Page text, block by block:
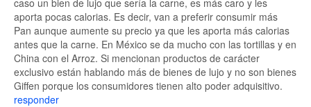
caso un bien de lujo que sería la carne, es más caro y les
aporta pocas calorias. Es decir, van a preferir consumir más
Pan aunque aumente su precio ya que les aporta más calorias
antes que la carne. En México se da mucho con las tortillas y en
China con el Arroz. Si mencionan productos de carácter
exclusivo están hablando más de bienes de lujo y no son bienes
Giffen porque los consumidores tienen alto poder adquisitivo.
responder